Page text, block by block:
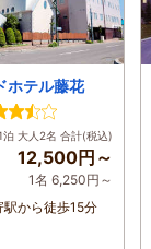
ホテル藤花
泊 大人2名 合計(税込)
12,500円～
1名 6,250円～
駅から徒歩15分